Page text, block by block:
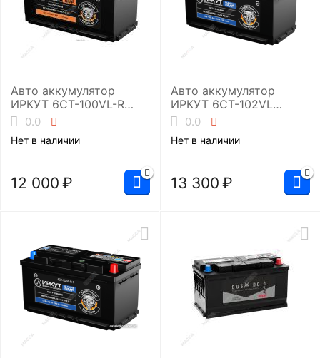
Авто аккумулятор
ИРКУТ 6CT-100VL-R
(SMF-L5EU)
0.0
Нет в наличии
12 000 ₽
Авто аккумулятор
ИРКУТ 6CT-102VL
(UHD-L5RU)
0.0
Нет в наличии
13 300 ₽